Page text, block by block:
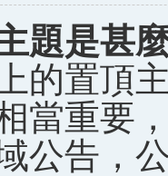
題是甚
的置頂
當重要
公告，